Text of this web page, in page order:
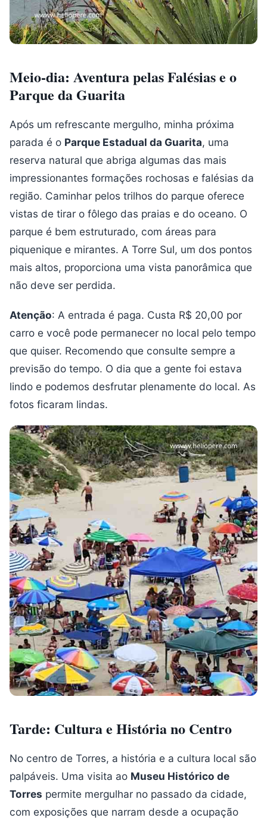
Meio-dia: Aventura pelas Falésias e o
Parque da Guarita
Após um refrescante mergulho, minha próxima
parada é o Parque Estadual da Guarita, uma
reserva natural que abriga algumas das mais
impressionantes formações rochosas e falésias da
região. Caminhar pelos trilhos do parque oferece
vistas de tirar o fôlego das praias e do oceano. O
parque é bem estruturado, com áreas para
piquenique e mirantes. A Torre Sul, um dos pontos
mais altos, proporciona uma vista panorâmica que
não deve ser perdida.
Atenção: A entrada é paga. Custa R$ 20,00 por
carro e você pode permanecer no local pelo tempo
que quiser. Recomendo que consulte sempre a
previsão do tempo. O dia que a gente foi estava
lindo e podemos desfrutar plenamente do local. As
fotos ficaram lindas.
Tarde: Cultura e História no Centro
No centro de Torres, a história e a cultura local são
palpáveis. Uma visita ao Museu Histórico de
Torres permite mergulhar no passado da cidade,
com exposições que narram desde a ocupação